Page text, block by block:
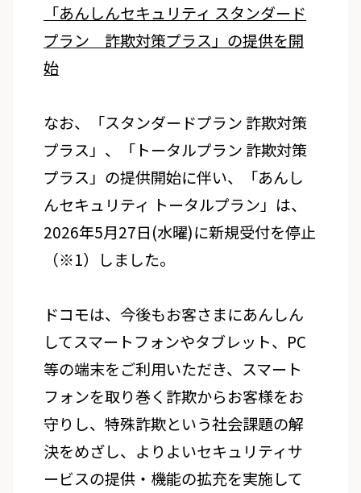
「あんしんセキュリティ スタンダード
プラン 詐欺対策プラス」の提供を開
始
なお、「スタンダードプラン 詐欺対策
プラス」、「トータルプラン 詐欺対策
プラス」の提供開始に伴い、「あんし
んセキュリティ トータルプラン」は、
2026年5月27日(水曜)に新規受付を停止
（※1）しました。
ドコモは、今後もお客さまにあんしん
してスマートフォンやタブレット、PC
等の端末をご利用いただき、スマート
フォンを取り巻く詐欺からお客様をお
守りし、特殊詐欺という社会課題の解
決をめざし、よりよいセキュリティサ
ービスの提供・機能の拡充を実施して